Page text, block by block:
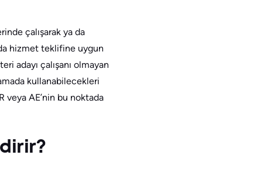
çalışarak ya da
hizmet teklifine uygun
adayı çalışanı olmayan
kullanabilecekleri
veya AE’nin bu noktada